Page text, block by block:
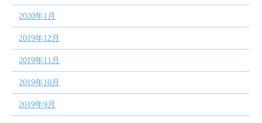
2020年1月
2019年12月
2019年11月
2019年10月
2019年9月